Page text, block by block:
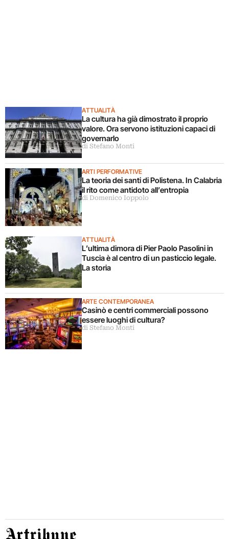
ATTUALITÀ
La cultura ha già dimostrato il proprio
valore. Ora servono istituzioni capaci di
governarlo
di Stefano Monti
ARTI PERFORMATIVE
La teoria dei santi di Polistena. In Calabria
il rito come antidoto all’entropia
di Domenico Ioppolo
ATTUALITÀ
L’ultima dimora di Pier Paolo Pasolini in
Tuscia è al centro di un pasticcio legale.
La storia
ARTE CONTEMPORANEA
Casinò e centri commerciali possono
essere luoghi di cultura?
di Stefano Monti
Artribune